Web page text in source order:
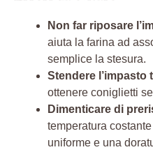
Non far riposare
aiuta la farina ad
semplice la stesura.
Stendere l’impasto
ottenere coniglietti
Dimenticare di
temperatura
uniforme e una